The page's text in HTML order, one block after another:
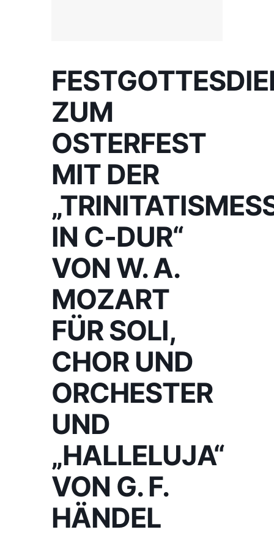
ZUM
OSTERFEST
MIT DER
IN C-DUR“
VON W. A.
MOZART
FÜR SOLI,
CHOR UND
ORCHESTER
UND
„HALLELUJA“
VON G. F.
HÄNDEL